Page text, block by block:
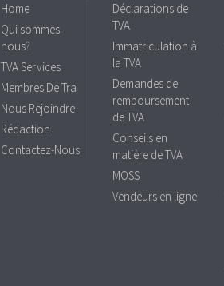
Home
Qui sommes
nous?
TVA Services
Membres De Tra
Nous Rejoindre
Rédaction
Contactez-Nous
Déclarations de
TVA
Immatriculation à
la TVA
Demandes de
remboursement
de TVA
Conseils en
matière de TVA
MOSS
Vendeurs en ligne